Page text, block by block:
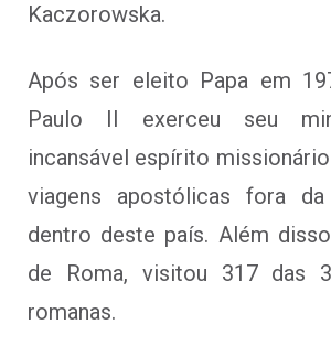
Kaczorowska.
Após ser eleito Papa em
Paulo II exerceu seu
incansável espírito
viagens apostólicas fora
dentro deste país. Além
de Roma, visitou 317 das
romanas.